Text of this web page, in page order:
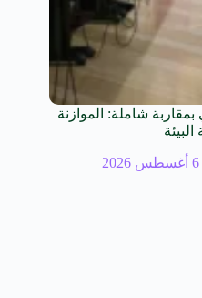
شاملة: الموازنة
6 أغسطس 2026